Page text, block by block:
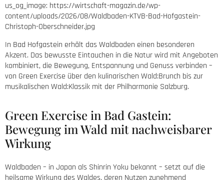
us_og_image: https://wirtschaft-magazin.de/wp-
content/uploads/2026/08/Waldbaden-KTVB-Bad-Hofgastein-
Christoph-Oberschneider.jpg
In Bad Hofgastein erhält das Waldbaden einen besonderen
Akzent. Das bewusste Eintauchen in die Natur wird mit Angeboten
kombiniert, die Bewegung, Entspannung und Genuss verbinden –
von Green Exercise über den kulinarischen Wald:Brunch bis zur
musikalischen Wald:Klassik mit der Philharmonie Salzburg.
Green Exercise in Bad Gastein:
Bewegung im Wald mit nachweisbarer
Wirkung
Waldbaden – in Japan als Shinrin Yoku bekannt – setzt auf die